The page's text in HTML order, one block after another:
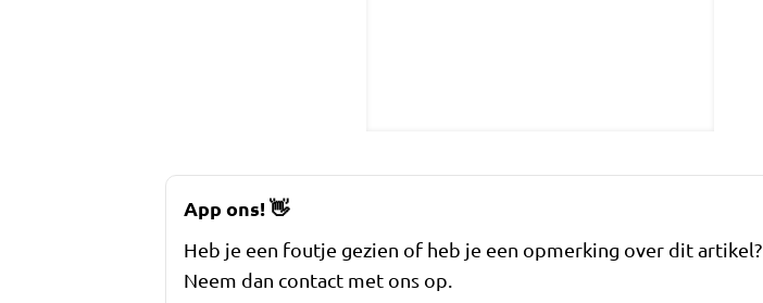
App ons!👋
Heb je een foutje gezien of heb je een opmerking over dit artikel?
Neem dan contact met ons op.